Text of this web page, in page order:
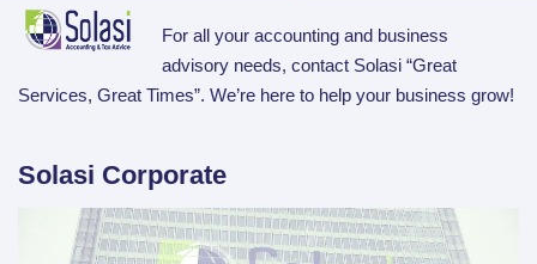
For all your accounting and business
advisory needs, contact Solasi “Great
Services, Great Times”. We’re here to help your business grow!
Solasi Corporate
Player